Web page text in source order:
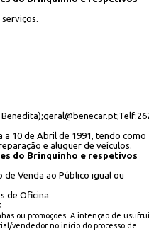
10 de Abril de 1991, tendo como
ação e aluguer de veículos.
do Brinquinho e respetivos
Venda ao Público igual ou
de Oficina
ou promoções. A intenção de
vendedor no início do processo de